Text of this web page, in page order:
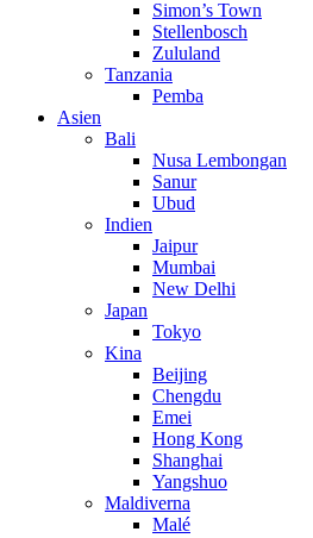
Simon’s Town
Stellenbosch
Zululand
Tanzania
Pemba
Asien
Bali
Nusa Lembongan
Sanur
Ubud
Indien
Jaipur
Mumbai
New Delhi
Japan
Tokyo
Kina
Beijing
Chengdu
Emei
Hong Kong
Shanghai
Yangshuo
Maldiverna
Malé